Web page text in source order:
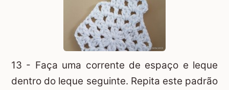
13 - Faça uma corrente de espaço e leque
dentro do leque seguinte. Repita este padrão